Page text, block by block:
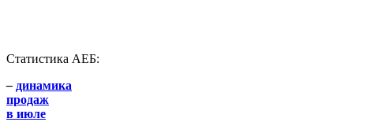
Статистика АЕБ:
– динамика
продаж
в июле